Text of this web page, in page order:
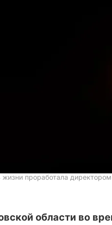
проработала
области во